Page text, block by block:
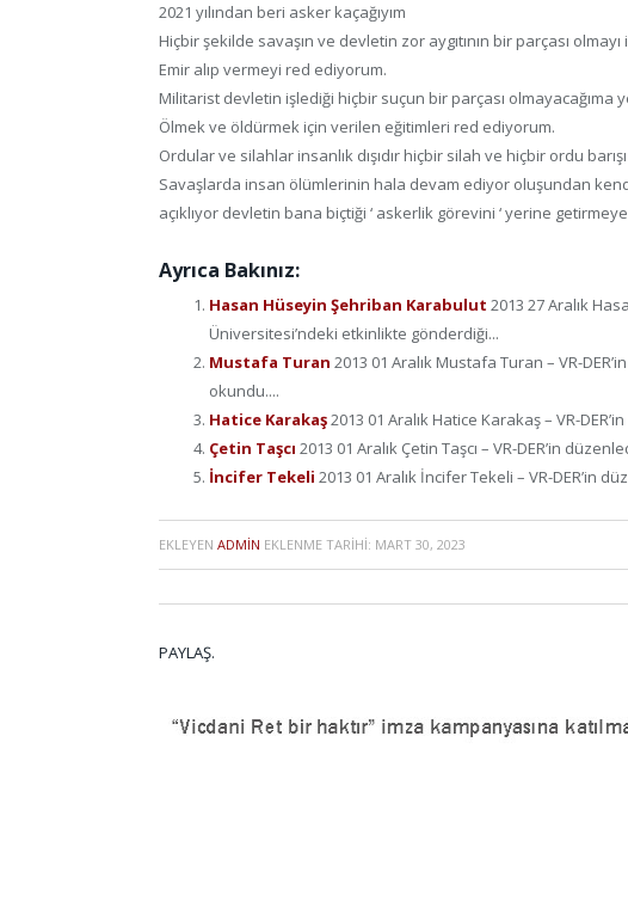
2021 yılından beri asker kaçağıyım
Hiçbir şekilde savaşın ve devletin zor aygıtının bir parçası
Emir alıp vermeyi red ediyorum.
Militarist devletin işlediği hiçbir suçun bir parçası olmayacağıma
Ölmek ve öldürmek için verilen eğitimleri red ediyorum.
Ordular ve silahlar insanlık dışıdır hiçbir silah ve hiçbir ordu
Savaşlarda insan ölümlerinin hala devam ediyor oluşundan
açıklıyor devletin bana biçtiği ‘ askerlik görevini ‘ yerine
Ayrıca Bakınız:
Hasan Hüseyin Şehriban Karabulut 2013 27 Aralık
Üniversitesi’ndeki etkinlikte gönderdiği...
Mustafa Turan 2013 01 Aralık Mustafa Turan – VR-
okundu....
Hatice Karakaş2013 01 Aralık Hatice Karakaş – VR-
Çetin Taşcı 2013 01 Aralık Çetin Taşcı – VR-DER’in
İncifer Tekeli 2013 01 Aralık İncifer Tekeli – VR-DER’in
EKLEYEN ADMIN EKLENME TARIHI: MART 30, 2023
PAYLAŞ.